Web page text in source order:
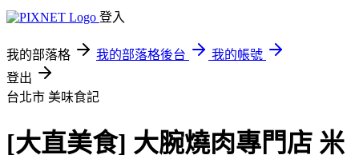
登入
我的部落格 我的部落格後台
我的帳號
登出
台北市 美味食記
[大直美食] 大腕燒肉專門店 米